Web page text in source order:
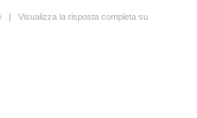
| Visualizza la risposta completa su